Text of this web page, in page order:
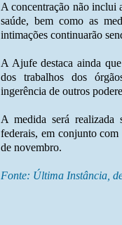
A concentração não inclui
saúde, bem como as
intimações continuarão
A Ajufe destaca ainda
dos trabalhos dos
ingerência de outros
A medida será realizada
federais, em conjunto
de novembro.
Fonte: Última Instância,